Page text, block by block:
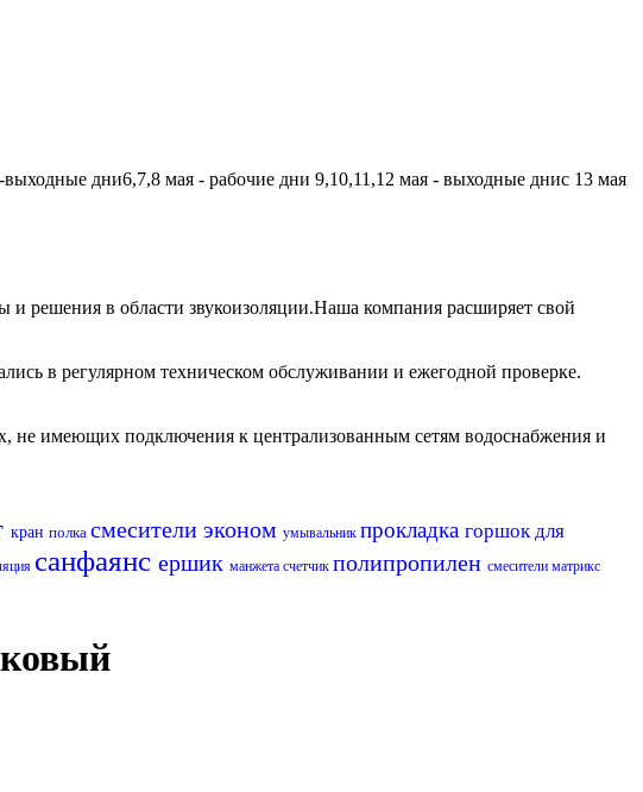
дни6,7,8 мая - рабочие дни 9,10,11,12 мая - выходные днис 13 мая
решения в области звукоизоляции.Наша компания расширяет свой
в регулярном техническом обслуживании и ежегодной проверке.
не имеющих подключения к централизованным сетям водоснабжения и
кран полка смесители эконом умывальник прокладка горшок для
санфаянс ершик манжета счетчик полипропилен смесители матрикс